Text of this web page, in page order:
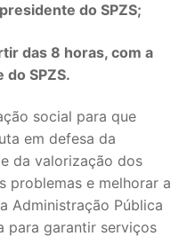
do SPZS;
das 8 horas, com a
SPZS.
social para que
em defesa da
da valorização dos
problemas e melhorar a
Administração Pública
para garantir serviços